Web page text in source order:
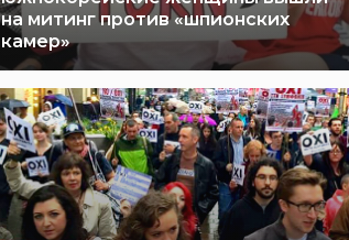
на митинг против «шпионских
камер»